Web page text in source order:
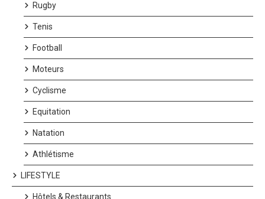
Rugby
Tenis
Football
Moteurs
Cyclisme
Equitation
Natation
Athlétisme
LIFESTYLE
Hôtels & Restaurants